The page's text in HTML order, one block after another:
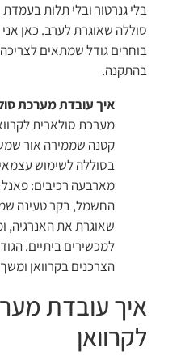
בלי גנרטור ובלי תלות
סוללה שאוגרת לערב. כאן
בוחרים גודל שמתאים
בהתקנה.
איך עובדת מערכת
מערכת סולארית
קטנה שממירה אור
בסוללה לשימוש
מארבעה רכיבים:
החשמל, בקר טעינה
שאוגרת את האנרגיה,
למכשירים ביתיים.
הצרכנים בקרוואן
איך עובדת
לקרוואן